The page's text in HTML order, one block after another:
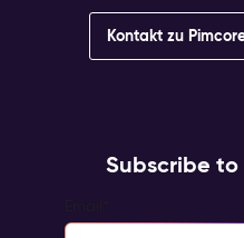
Kontakt zu
Subscribe